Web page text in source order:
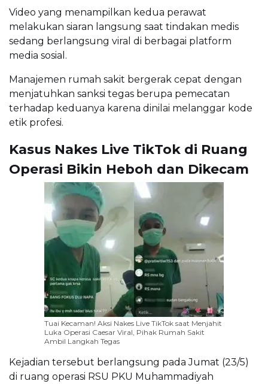
Video yang menampilkan kedua perawat
melakukan siaran langsung saat tindakan medis
sedang berlangsung viral di berbagai platform
media sosial.
Manajemen rumah sakit bergerak cepat dengan
menjatuhkan sanksi tegas berupa pemecatan
terhadap keduanya karena dinilai melanggar kode
etik profesi.
Kasus Nakes Live TikTok di Ruang
Operasi Bikin Heboh dan Dikecam
Tuai Kecaman! Aksi Nakes Live TikTok saat Menjahit
Luka Operasi Caesar Viral, Pihak Rumah Sakit
Ambil Langkah Tegas
Kejadian tersebut berlangsung pada Jumat (23/5)
di ruang operasi RSU PKU Muhammadiyah